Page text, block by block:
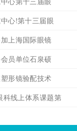
心!第十三届眼
上海国际眼镜
员单位石泉硕
形镜验配技术
科线上体系课题第